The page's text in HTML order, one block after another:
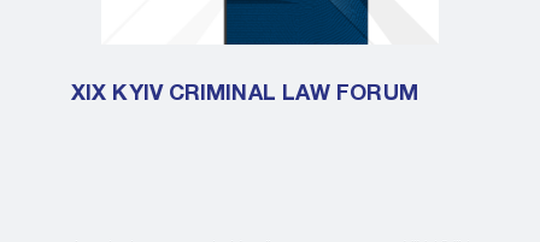
XIX KYIV CRIMINAL LAW FORUM